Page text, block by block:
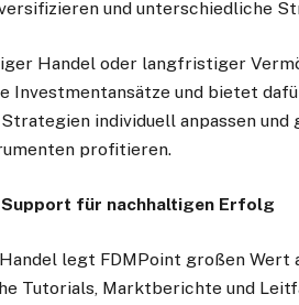
und unterschiedliche
Handel oder langfristiger
Investmentansätze und bietet
individuell anpassen
profitieren.
Support für nachhaltigen Erfolg
legt FDMPoint großen
Tutorials, Marktberichte und